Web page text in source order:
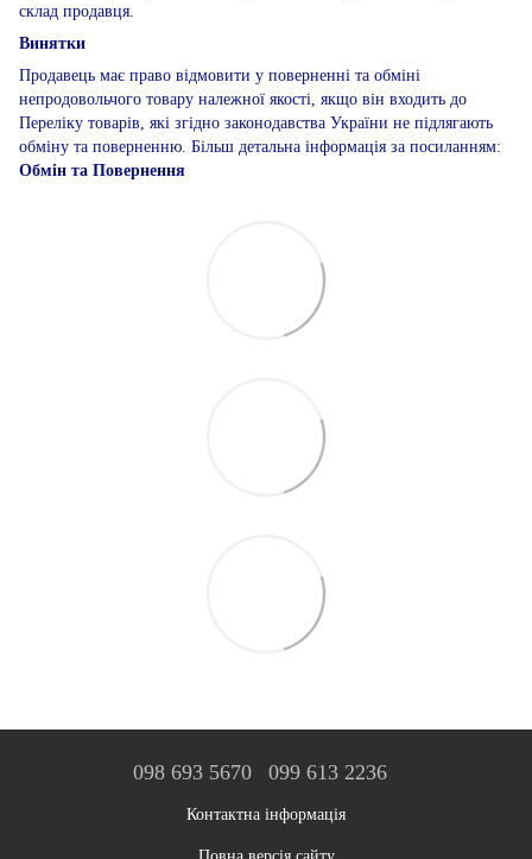
склад продавця.
Винятки
Продавець має право відмовити у поверненні та обміні
непродовольчого товару належної якості, якщо він входить до
Переліку товарів, які згідно законодавства України не підлягають
обміну та поверненню. Більш детальна інформація за посиланням:
Обмін та Повернення
098 693 5670 099 613 2236
Контактна інформація